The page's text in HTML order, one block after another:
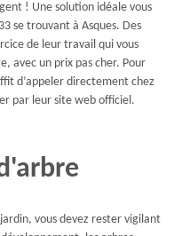
! Une solution idéale vous
se trouvant à Asques. Des
de leur travail qui vous
avec un prix pas cher. Pour
d’appeler directement chez
par leur site web officiel.
vous devez rester vigilant